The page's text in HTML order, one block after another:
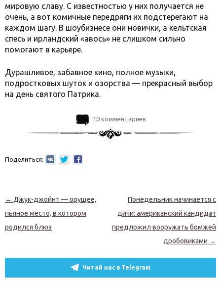
мировую славу. С известностью у них получается не
очень, а вот комичные передряги их подстерегают на
каждом шагу. В шоубизнесе они новички, а кельтская
спесь и ирландский «авось» не слишком сильно
помогают в карьере.
Дурашливое, забавное кино, полное музыки,
подростковых шуток и озорства — прекрасный выбор
на день святого Патрика.
10 комментариев
Поделиться:
Навигация по записям
← Джук-джойнт — орущее,
пьяное место, в котором
родился блюз
Понедельник начинается с
дичи: американский кандидат
предложил вооружать бомжей
дробовиками →
Читай нас в Telegram